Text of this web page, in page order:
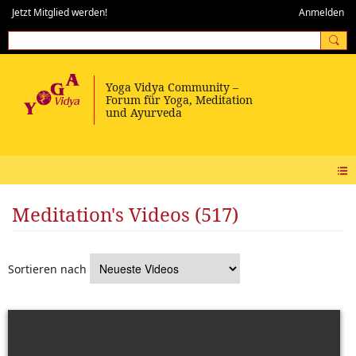
Jetzt Mitglied werden! Anmelden
Meditation's Videos (517)
Sortieren nach